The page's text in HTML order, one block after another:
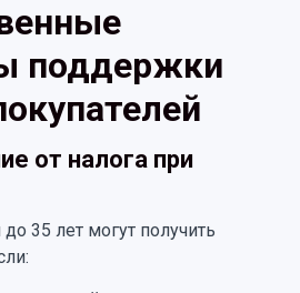
поддержки
от налога при
35 лет могут получить